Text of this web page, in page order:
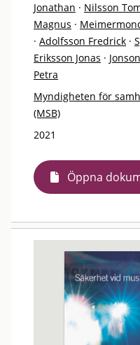
Jonathan · Nilsson
Magnus ·
· Adolfsson Fredrick ·
Eriksson Jonas ·
Petra
Myndigheten för
(MSB)
2021
Öppna